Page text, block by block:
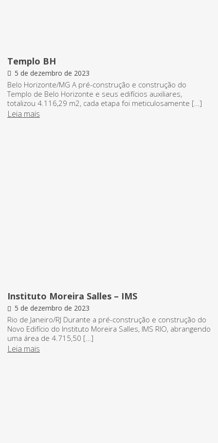
Templo BH
5 de dezembro de 2023
Belo Horizonte/MG A pré-construção e construção do
Templo de Belo Horizonte e seus edifícios auxiliares,
totalizou 4.116,29 m2, cada etapa foi meticulosamente […]
Leia mais
Instituto Moreira Salles – IMS
5 de dezembro de 2023
Rio de Janeiro/RJ Durante a pré-construção e construção do
Novo Edifício do Instituto Moreira Salles, IMS RIO, abrangendo
uma área de 4.715,50 […]
Leia mais